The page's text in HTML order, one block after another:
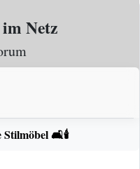
Netz
Stilmöbel 🛋️🕯️